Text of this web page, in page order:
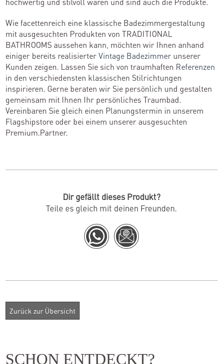
Wie facettenreich eine klassische Badezimmergestaltung
mit ausgesuchten Produkten von TRADITIONAL
BATHROOMS aussehen kann, möchten wir Ihnen anhand
einiger bereits realisierterVintage Badezimmer unserer
Kunden zeigen. Lassen Sie sich von traumhaften Referenzen
in den verschiedensten klassischen Stilrichtungen
inspirieren. Gerne beraten wir Sie persönlich und gestalten
gemeinsam mit Ihnen Ihr persönliches Traumbad.
Vereinbaren Sie gleich einen Planungstermin in unserem
Flagshipstore oder bei einem unserer ausgesuchten
Premium.Partner.
Dir gefällt dieses Produkt?
Teile es gleich mit deinen Freunden.
SCHON ENTDECKT?